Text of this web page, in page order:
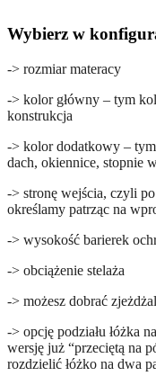
Wybierz w
-> rozmiar materacy
-> kolor główny – tym
konstrukcja
-> kolor dodatkowy –
dach, okiennice, stopnie
-> stronę wejścia, czyli
określamy patrząc na
-> wysokość barierek
-> obciążenie stelaża
-> możesz dobrać
-> opcję podziału łóżka
wersję już “przeciętą na
rozdzielić łóżko na dwa